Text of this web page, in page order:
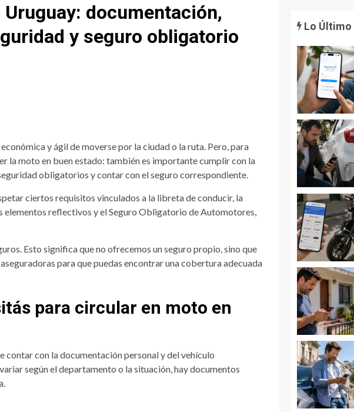
Uruguay: documentación,
y seguro obligatorio
y ágil de moverse por la ciudad o la ruta. Pero, para
la moto en buen estado: también es importante cumplir con la
obligatorios y contar con el seguro correspondiente.
ciertos requisitos vinculados a la libreta de conducir, la
elementos reflectivos y el Seguro Obligatorio de Automotores,
Esto significa que no ofrecemos un seguro propio, sino que
para que puedas encontrar una cobertura adecuada
para circular en moto en
contar con la documentación personal y del vehículo
según el departamento o la situación, hay documentos
Lo Último